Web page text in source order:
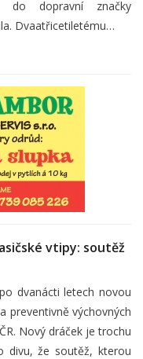
do dopravní značky
Dvaatřicetiletému…
vtipy: soutěž
dvanácti letech novou
preventivně výchovných
Nový dráček je trochu
divu, že soutěž, kterou